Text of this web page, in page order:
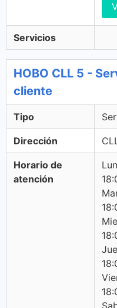
Servicios
HOBO CLL 5 -
cliente
Tipo
Dirección
Horario de
atención